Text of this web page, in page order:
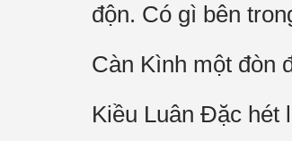
độn. Có gì bên
Càn Kình một đòn
Kiều Luân Đặc hét